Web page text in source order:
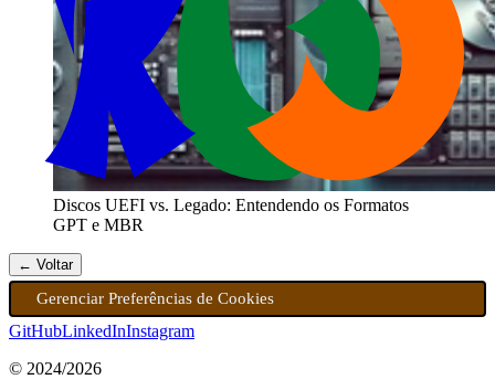
Discos UEFI vs. Legado: Entendendo os Formatos
GPT e MBR
← Voltar
Gerenciar Preferências de Cookies
GitHubLinkedInInstagram
© 2024/2026